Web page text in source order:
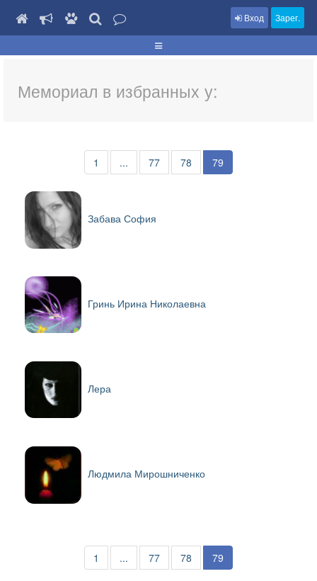
Вход Зарег.
Мемориал в избранных у:
1 ... 77 78 79
Забава София
Гринь Ирина Николаевна
Лера
Людмила Мирошниченко
1 ... 77 78 79